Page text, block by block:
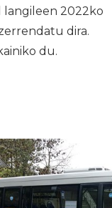
langileen 2022ko
dira.
du.